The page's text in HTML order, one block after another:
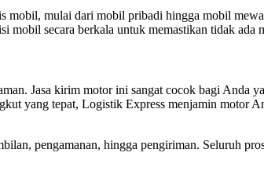
mulai dari mobil pribadi hingga mobil
secara berkala untuk memastikan tidak ada
Jasa kirim motor ini sangat cocok bagi
yang tepat, Logistik Express menjamin motor
pengamanan, hingga pengiriman. Seluruh